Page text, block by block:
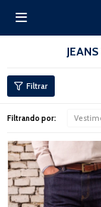

Filtrando por: